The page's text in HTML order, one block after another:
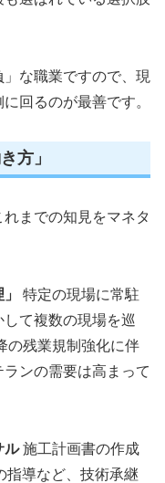
な職業ですので、現
回るのが最善です。
方」
までの知見をマネタ
特定の現場に常駐
て複数の現場を巡
の残業規制強化に伴
ンの需要は高まって
ル施工計画書の作成
指導など、技術承継